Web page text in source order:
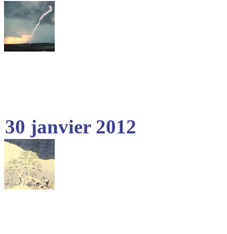
30 janvier 2012